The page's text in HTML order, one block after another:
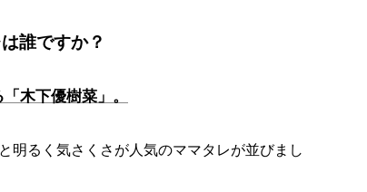
誰ですか？
木下優樹菜」。
るく気さくさが人気のママタレが並びまし